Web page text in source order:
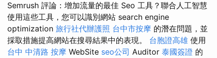
Semrush 評論：增加流量的最佳 Seo 工具？聯合人工智慧
使用這些工具，您可以識別網站 search engine
optimization 旅行社代辦護照 台中市按摩 的潛在問題，並
採取措施提高網站在搜尋結果中的表現。 台胞證高雄 使用
台中 中清路 按摩 WebSite seo公司 Auditor 泰國簽證 的